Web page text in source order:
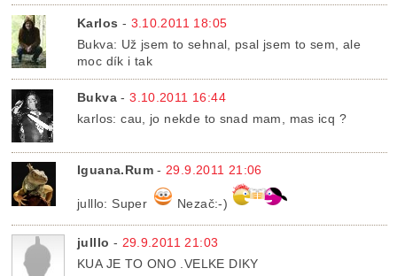
Karlos - 3.10.2011 18:05
Bukva: Už jsem to sehnal, psal jsem to sem, ale
moc dík i tak
Bukva -3.10.2011 16:44
karlos: cau, jo nekde to snad mam, mas icq ?
Iguana.Rum- 29.9.2011 21:06
julllo: Super Nezač:-)
julllo - 29.9.2011 21:03
KUA JE TO ONO .VELKE DIKY